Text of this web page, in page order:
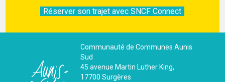
Réserver son trajet avec SNCF Connect
Communauté de Communes Aunis
Sud
45 avenue Martin Luther King,
17700 Surgères